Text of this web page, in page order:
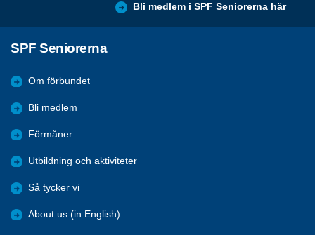
Bli medlem i SPF Seniorerna här
SPF Seniorerna
Om förbundet
Bli medlem
Förmåner
Utbildning och aktiviteter
Så tycker vi
About us (in English)